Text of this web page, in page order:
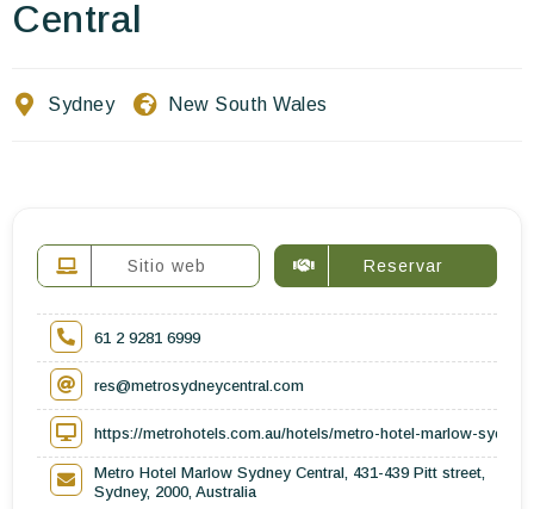
Escríbenos
Central
Sydney New South Wales
Sitio web Reservar
61 2 9281 6999
res@metrosydneycentral.com
https://metrohotels.com.au/hotels/metro-hotel-marlow-
Metro Hotel Marlow Sydney Central, 431-439 Pitt street,
Sydney, 2000, Australia